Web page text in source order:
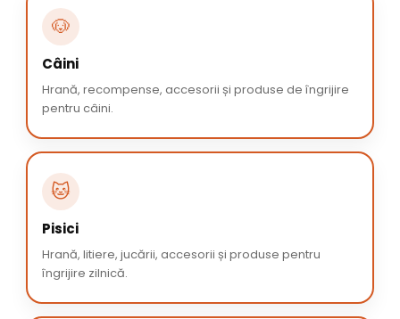
🐶
Câini
Hrană, recompense, accesorii și produse de îngrijire
pentru câini.
🐱
Pisici
Hrană, litiere, jucării, accesorii și produse pentru
îngrijire zilnică.